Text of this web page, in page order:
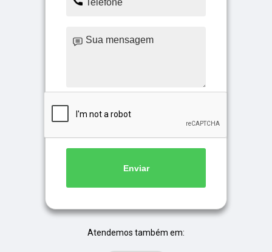
Enviar
Atendemos também em: